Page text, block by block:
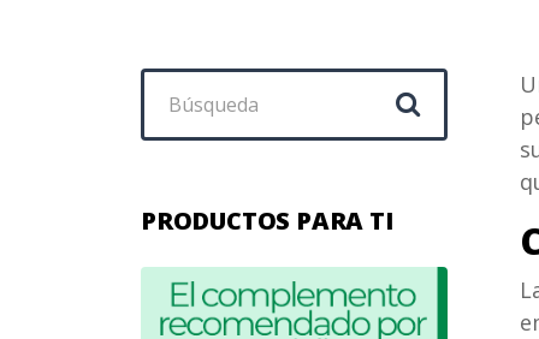
Buscar:
PRODUCTOS PARA TI